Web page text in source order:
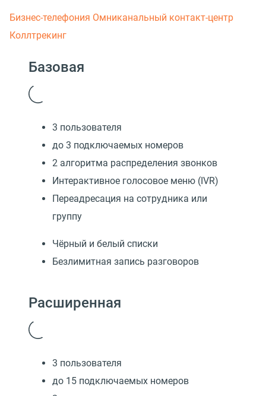
Бизнес-телефония Омниканальный контакт-центр
Коллтрекинг
Базовая
3 пользователя
до 3 подключаемых номеров
2 алгоритма распределения звонков
Интерактивное голосовое меню (IVR)
Переадресация на сотрудника или
группу
Чёрный и белый списки
Безлимитная запись разговоров
Расширенная
3 пользователя
до 15 подключаемых номеров